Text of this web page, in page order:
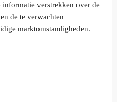
verstrekken over de
de te verwachten
marktomstandigheden.